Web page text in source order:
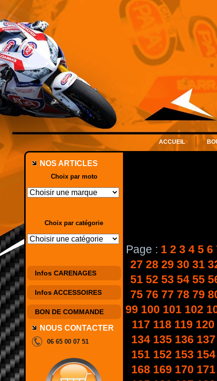
ACCUEIL
NOS ARTICLES
Choix par moto
Choix par catégorie
Infos CARENAGES
Infos ACCESSOIRES
BON DE COMMANDE
NOUS CONTACTER
06 65 00 07 51
Page : 1 2 3 4 5 6
27 28 29 30 31
51 52 53 54 55
75 76 77 78 79
99 100 101 102
117 118 119 120
134 135 136 137
151 152 153 154
168 169 170 171